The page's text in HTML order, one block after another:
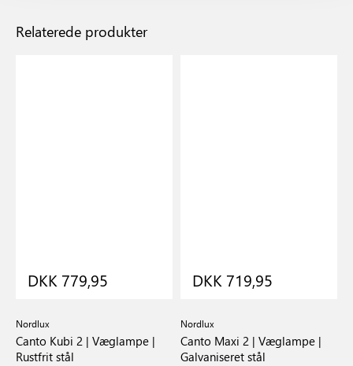
Relaterede produkter
DKK 779,95
Nordlux
Canto Kubi 2 | Væglampe |
Rustfrit stål
DKK 719,95
Nordlux
Canto Maxi 2 | Væglampe |
Galvaniseret stål